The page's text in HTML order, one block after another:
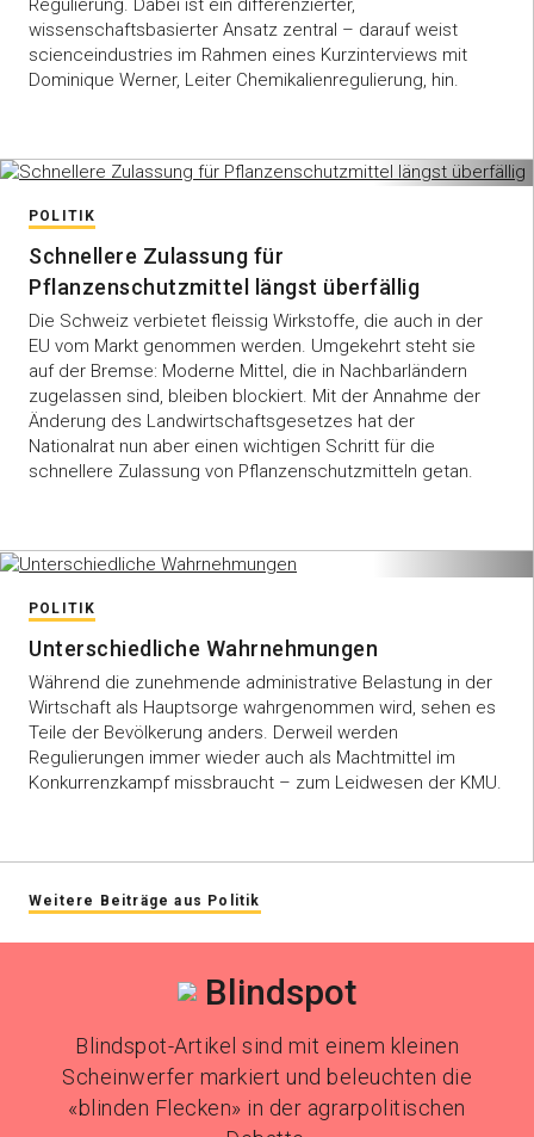
Regulierung. Dabei ist ein differenzierter,
wissenschaftsbasierter Ansatz zentral – darauf weist
scienceindustries im Rahmen eines Kurzinterviews mit
Dominique Werner, Leiter Chemikalienregulierung, hin.
POLITIK
Schnellere Zulassung für
Pflanzenschutzmittel längst überfällig
Die Schweiz verbietet fleissig Wirkstoffe, die auch in der
EU vom Markt genommen werden. Umgekehrt steht sie
auf der Bremse: Moderne Mittel, die in Nachbarländern
zugelassen sind, bleiben blockiert. Mit der Annahme der
Änderung des Landwirtschaftsgesetzes hat der
Nationalrat nun aber einen wichtigen Schritt für die
schnellere Zulassung von Pflanzenschutzmitteln getan.
POLITIK
Unterschiedliche Wahrnehmungen
Während die zunehmende administrative Belastung in der
Wirtschaft als Hauptsorge wahrgenommen wird, sehen es
Teile der Bevölkerung anders. Derweil werden
Regulierungen immer wieder auch als Machtmittel im
Konkurrenzkampf missbraucht – zum Leidwesen der KMU.
Weitere Beiträge aus Politik
Blindspot
Blindspot-Artikel sind mit einem kleinen
Scheinwerfer markiert und beleuchten die
«blinden Flecken» in der agrarpolitischen